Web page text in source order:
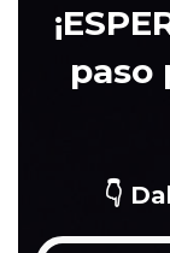
paso
👇